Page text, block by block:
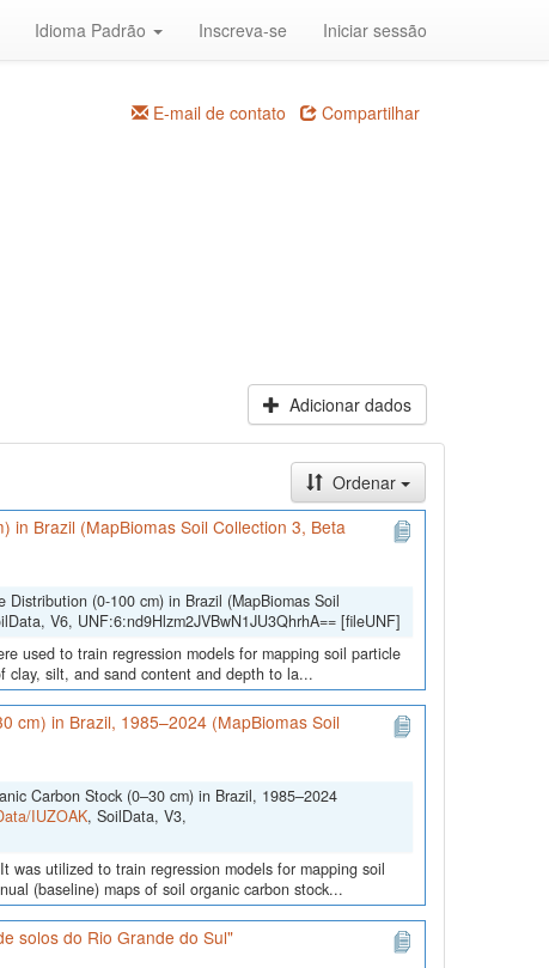
Idioma Padrão Inscreva-se Iniciar sessão
E-mail de contato Compartilhar
Adicionar dados
Ordenar
in Brazil (MapBiomas Soil Collection 3, Beta
(0-100 cm) in Brazil (MapBiomas Soil
V6, UNF:6:nd9Hlzm2JVBwN1JU3QhrhA== [fileUNF]
used to train regression models for mapping soil particle
clay, silt, and sand content and depth to la...
cm) in Brazil, 1985–2024 (MapBiomas Soil
Carbon Stock (0–30 cm) in Brazil, 1985–2024
IUZOAK, SoilData, V3,
was utilized to train regression models for mapping soil
(baseline) maps of soil organic carbon stock...
solos do Rio Grande do Sul"